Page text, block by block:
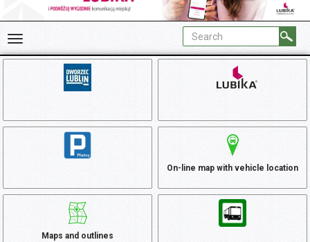
On-line map with vehicle location
Maps and outlines